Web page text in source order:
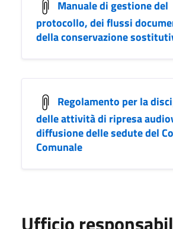
Manuale di gestione del
protocollo, dei flussi
della conservazione
Regolamento per la
delle attività di ripresa
diffusione delle sedute del
Comunale